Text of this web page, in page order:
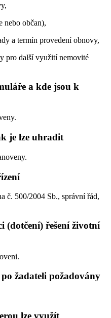
nebo občan),
a termín provedení obnovy,
pro další využití nemovité
a kde jsou k
je lze uhradit
č. 500/2004 Sb., správní řád,
(dotčení) řešení životní
žadateli požadovány
lze využít